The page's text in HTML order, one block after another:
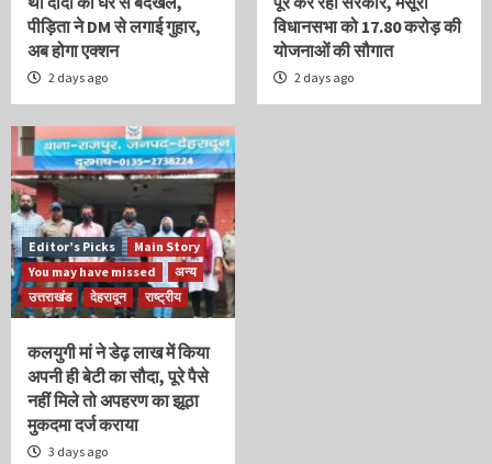
पीड़िता ने DM से लगाई गुहार,
अब होगा एक्शन
2 days ago
विधानसभा को 17.80 करोड़ की
योजनाओं की सौगात
2 days ago
Editor’s Picks
Main Story
You may have missed
अन्य
उत्तराखंड
देहरादून राष्ट्रीय
कलयुगी मां ने डेढ़ लाख में किया
अपनी ही बेटी का सौदा, पूरे पैसे
नहीं मिले तो अपहरण का झूठा
मुकदमा दर्ज कराया
3 days ago